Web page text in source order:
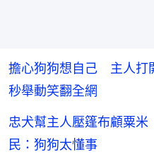
擔心狗狗想自己 主人
秒舉動笑翻全網
忠犬幫主人壓篷布顧粟
民：狗狗太懂事